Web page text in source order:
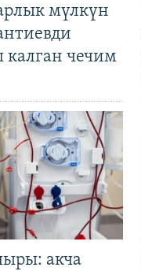
мүлкүн
калган чечим
акча